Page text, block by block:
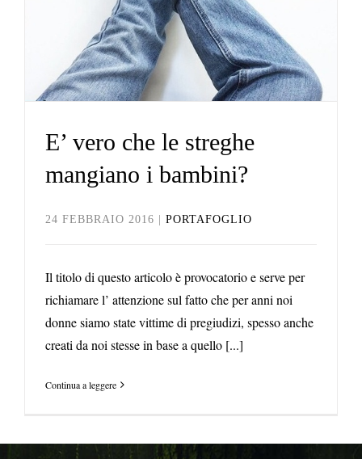
Portafoglio
E’ vero che le streghe
mangiano i bambini?
24 FEBBRAIO 2016 PORTAFOGLIO
Il titolo di questo articolo è provocatorio e serve per
richiamare l’ attenzione sul fatto che per anni noi
donne siamo state vittime di pregiudizi, spesso anche
creati da noi stesse in base a quello [...]
Continua a leggere